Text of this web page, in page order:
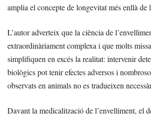
amplia el concepte de longevitat més enllà de
L’autor adverteix que la ciència de
extraordinàriament complexa i que molts
simplifiquen en excés la realitat: intervenir
biològics pot tenir efectes adversos i
observats en animals no es tradueixen
Davant la medicalització de l’envelliment, el